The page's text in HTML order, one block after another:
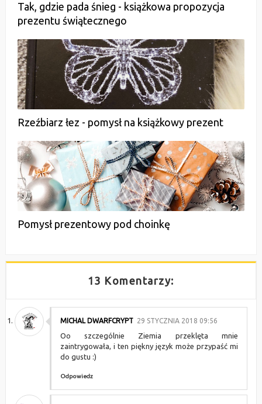
Tak, gdzie pada śnieg - książkowa propozycja
prezentu świątecznego
Rzeźbiarz łez - pomysł na książkowy prezent
Pomysł prezentowy pod choinkę
13 Komentarzy:
MICHAL DWARFCRYPT 29 STYCZNIA 2018 09:56
Oo szczególnie Ziemia przeklęta mnie
zaintrygowała, i ten piękny język może przypaść mi
do gustu :)
Odpowiedz